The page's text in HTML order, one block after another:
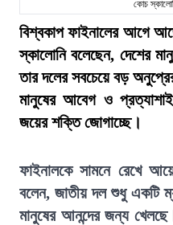
কোচ
বিশ্বকাপ ফাইনালের আগে
স্কালোনি বলেছেন, দেশের
তার দলের সবচেয়ে বড়
মানুষের আবেগ ও
জয়ের শক্তি জোগাচ্ছে।
ফাইনালকে সামনে রেখে
বলেন, জাতীয় দল শুধু একটি
মানুষের আনন্দের জন্য